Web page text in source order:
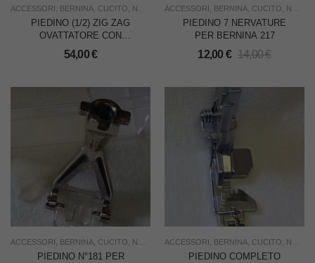
ACCESSORI BERNINA CUCITO NUOVO USO FAMIGLIA,USO INDUSTRIA
PIEDINO (1/2) ZIG ZAG
OVATTATORE CON
GUIDA BERNINA 217
54,00€
ACCESSORI BERNINA CUCITO NUOVO
PIEDINO 7 NERVATURE
PER BERNINA 217
12,00 € 14,00€
ACCESSORI BERNINA CUCITO NUOVO USO FAMIGLIA,USO INDUSTRIA
PIEDINO N°181 PER
ACCESSORI BERNINA CUCITO NUOVO
PIEDINO COMPLETO